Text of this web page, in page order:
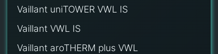
Vaillant uniTOWER VWL IS
Vaillant VWL IS
Vaillant aroTHERM plus VWL